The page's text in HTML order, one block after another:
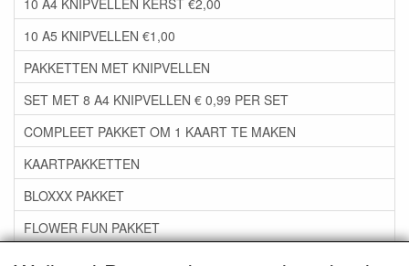
10 A5 KNIPVELLEN €1,00
PAKKETTEN MET KNIPVELLEN
SET MET 8 A4 KNIPVELLEN € 0,99 PER SET
COMPLEET PAKKET OM 1 KAART TE MAKEN
KAARTPAKKETTEN
BLOXXX PAKKET
FLOWER FUN PAKKET
***GROEP 06*** TAPE/LIJM SNIJMALLEN STEMPELS